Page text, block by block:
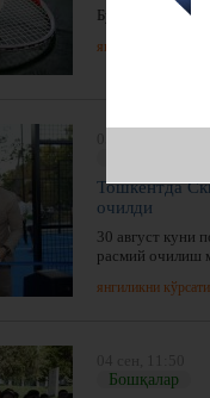
Бу ҳақда
янгиликни
Тошкентда
очилди
30 август куни
расмий очилиш
янгиликни
Бошқалар